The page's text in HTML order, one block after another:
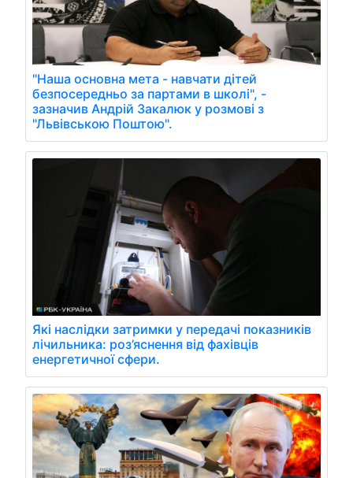
"Наша основна мета - навчати дітей
безпосередньо за партами в школі", -
зазначив Андрій Закалюк у розмові з
"Львівською Поштою".
Які наслідки затримки у передачі показників
лічильника: роз’яснення від фахівців
енергетичної сфери.